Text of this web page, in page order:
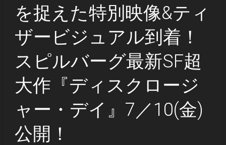
を捉えた特別映像&ティ
ザービジュアル到着！
スピルバーグ最新SF超
大作『ディスクロージ
ャー・デイ』7／10(金)
公開！